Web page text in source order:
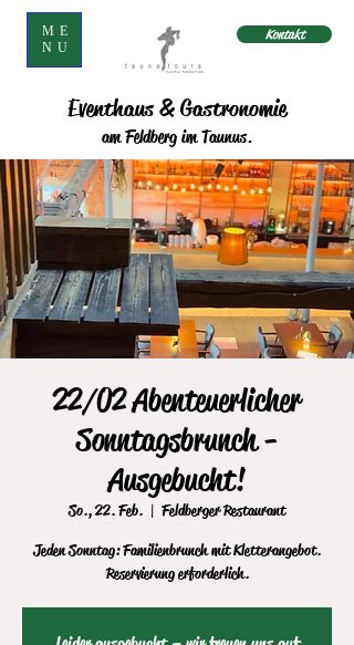
ME
NU
Kontakt
Eventhaus & Gastronomie
am Feldberg im Taunus.
22/02 Abenteuerlicher
Sonntagsbrunch -
Ausgebucht!
So., 22. Feb.
  |
Feldberger Restaurant
Jeden Sonntag: Familienbrunch mit Kletterangebot.
Reservierung erforderlich.